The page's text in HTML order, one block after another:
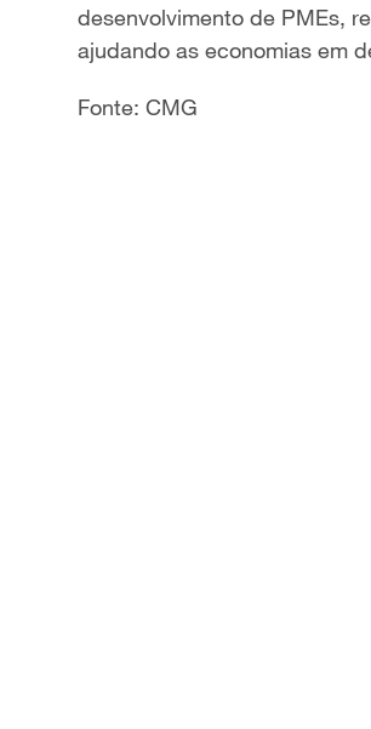
desenvolvimento de PMEs,
ajudando as economias em
Fonte: CMG